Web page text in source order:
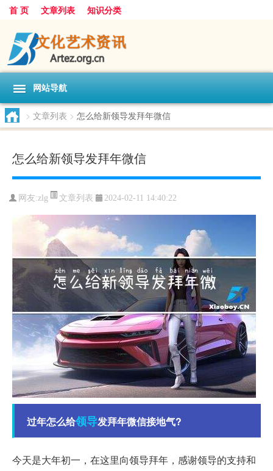
首 页 文章列表 知识分类
网站导航
> 文章列表 > 怎么给新领导发拜年微信
怎么给新领导发拜年微信
网友:zlg 文章列表 2024-02-11 14:40:22
过年怎么给领导发拜年微信接地气?
今天是大年初一，在这里向领导拜年，感谢领导的支持和